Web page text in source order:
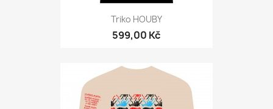
Triko HOUBY
599,00 Kč